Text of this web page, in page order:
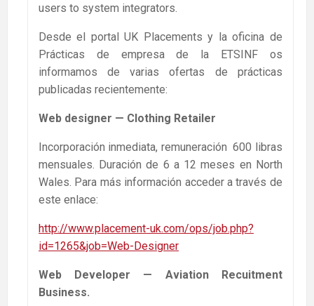
users to system integrators.
Desde el portal UK Placements y la oficina de
Prácticas de empresa de la ETSINF os
informamos de varias ofertas de prácticas
publicadas recientemente:
Web designer — Clothing Retailer
Incorporación inmediata, remuneración 600 libras
mensuales. Duración de 6 a 12 meses en North
Wales. Para más información acceder a través de
este enlace:
http://www.placement-uk.com/ops/job.php?
id=1265&job=Web-Designer
Web Developer — Aviation Recuitment
Business.